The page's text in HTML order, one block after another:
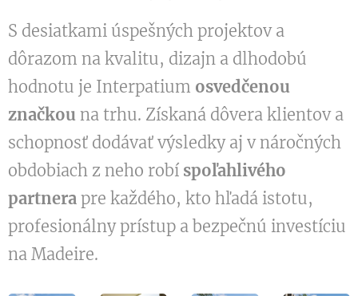
S desiatkami úspešných projektov a
dôrazom na kvalitu, dizajn a dlhodobú
hodnotu je Interpatium osvedčenou
značkou na trhu. Získaná dôvera klientov a
schopnosť dodávať výsledky aj v náročných
obdobiach z neho robí spoľahlivého
partnera pre každého, kto hľadá istotu,
profesionálny prístup a bezpečnú investíciu
na Madeire.